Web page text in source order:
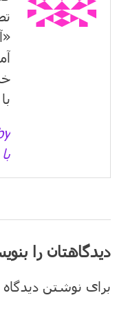
دیدگاهتان را
برای نوشتن دیدگاه